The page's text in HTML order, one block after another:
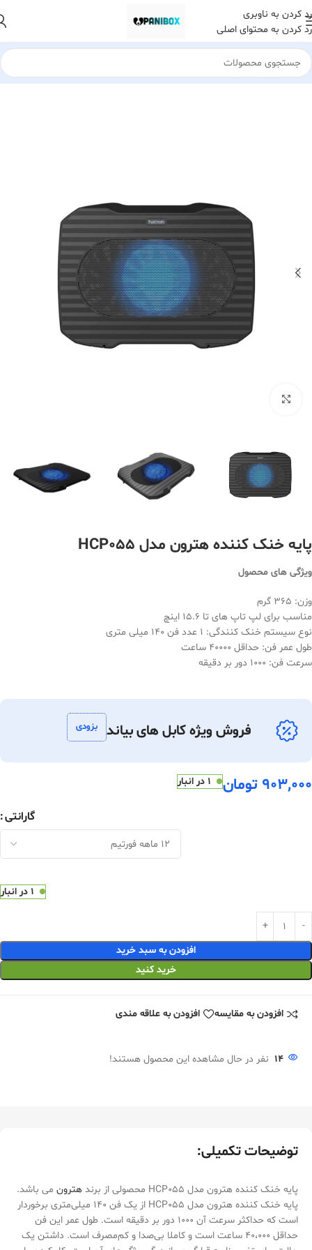
رد کردن به ناوبری
رد کردن به محتوای اصلی
خانه کالای دیجیتال لوازم جانبی لپ تاپ استند و پایه خنک کننده
پایه خنک کننده هترون مدل HCP055
ویژگی های محصول
وزن: 365 گرم
مناسب برای لپ تاپ های تا 15.6 اینچ
نوع سیستم خنک کنندگی: 1 عدد فن 140 میلی متری
طول عمر فن: حداقل 40000 ساعت
سرعت فن: 1000 دور بر دقیقه
فروش ویژه کابل های بیاند بزودی
903,000 تومان 1 در انبار
گارانتی
1 در انبار
افزودن به سبد خرید
خرید کنید
افزودن به مقایسه افزودن به علاقه مندی
14 نفر در حال مشاهده این محصول هستند!
توضیحات تکمیلی:
پایه خنک کننده هترون مدل HCP055 محصولی از برند هترون می باشد.
پایه خنک کننده هترون مدل HCP055 از یک فن 140 میلی‌متری برخوردار
است که حداکثر سرعت آن 1000 دور بر دقیقه است. طول عمر این فن
حداقل 40،000 ساعت است و کاملا بی‌صدا و کم‌مصرف است. داشتن یک